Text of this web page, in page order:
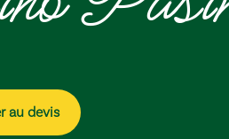
au devis